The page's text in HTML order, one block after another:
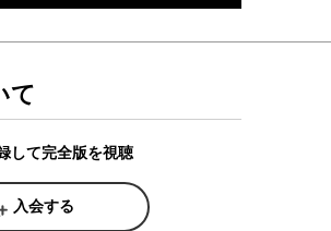
て
して完全版を視聴
入会する